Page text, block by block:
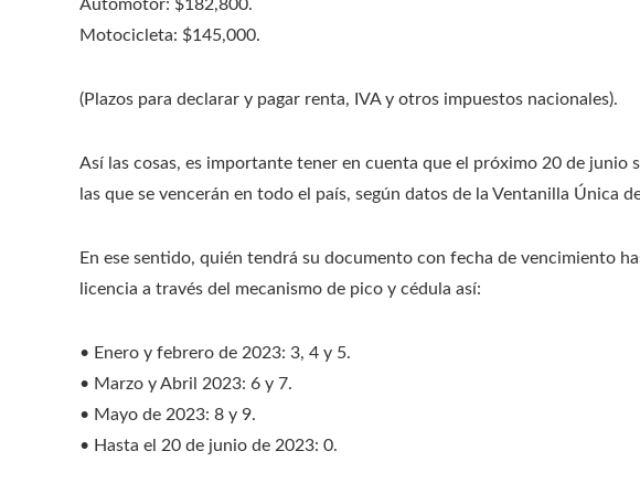
Automotor: $182,800.
Motocicleta: $145,000.
(Plazos para declarar y pagar renta, IVA y otros impuestos nacionales).
Así las cosas, es importante tener en cuenta que el próximo 20 de junio
las que se vencerán en todo el país, según datos de la Ventanilla Única
En ese sentido, quién tendrá su documento con fecha de vencimiento
licencia a través del mecanismo de pico y cédula así:
• Enero y febrero de 2023: 3, 4 y 5.
• Marzo y Abril 2023: 6 y 7.
• Mayo de 2023: 8 y 9.
• Hasta el 20 de junio de 2023: 0.